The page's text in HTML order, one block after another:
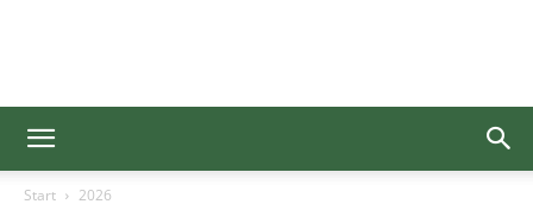
Gesundgelesen
Start 2026